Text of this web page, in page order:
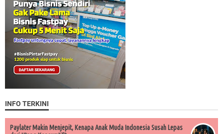
INFO TERKINI
Paylater Makin Menjepit, Kenapa Anak Muda Indonesia Susah Lepas